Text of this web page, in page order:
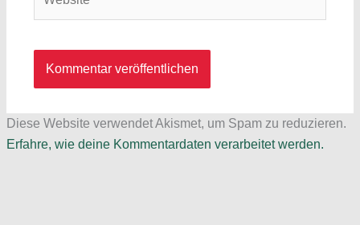
Diese Website verwendet Akismet, um Spam zu reduzieren.
Erfahre, wie deine Kommentardaten verarbeitet werden.